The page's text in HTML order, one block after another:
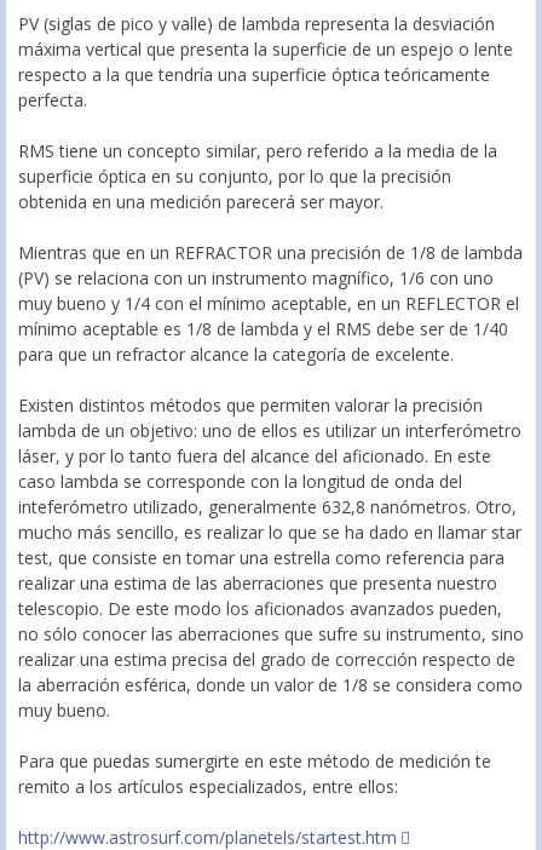
PV (siglas de pico y valle) de lambda representa la desviación
máxima vertical que presenta la superficie de un espejo o lente
respecto a la que tendría una superficie óptica teóricamente
perfecta.
RMS tiene un concepto similar, pero referido a la media de la
superficie óptica en su conjunto, por lo que la precisión
obtenida en una medición parecerá ser mayor.
Mientras que en un REFRACTOR una precisión de 1/8 de lambda
(PV) se relaciona con un instrumento magnífico, 1/6 con uno
muy bueno y 1/4 con el mínimo aceptable, en un REFLECTOR el
mínimo aceptable es 1/8 de lambda y el RMS debe ser de 1/40
para que un refractor alcance la categoría de excelente.
Existen distintos métodos que permiten valorar la precisión
lambda de un objetivo: uno de ellos es utilizar un interferómetro
láser, y por lo tanto fuera del alcance del aficionado. En este
caso lambda se corresponde con la longitud de onda del
inteferómetro utilizado, generalmente 632,8 nanómetros. Otro,
mucho más sencillo, es realizar lo que se ha dado en llamar star
test, que consiste en tomar una estrella como referencia para
realizar una estima de las aberraciones que presenta nuestro
telescopio. De este modo los aficionados avanzados pueden,
no sólo conocer las aberraciones que sufre su instrumento, sino
realizar una estima precisa del grado de corrección respecto de
la aberración esférica, donde un valor de 1/8 se considera como
muy bueno.
Para que puedas sumergirte en este método de medición te
remito a los artículos especializados, entre ellos:
http://www.astrosurf.com/planetels/startest.htm